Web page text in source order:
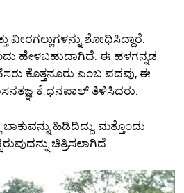
ಶೋಧಿಸಿದ್ದಾರೆ.
ಹೇಳಬಹುದಾಗಿದೆ. ಈ ಹಳಗನ್ನಡ
ಹೆಸರು ಕೊತ್ತನೂರು ಎಂಬ ಪದವು, ಈ
ಕೆ.ಧನಪಾಲ್ ತಿಳಿಸಿದರು.
ಹಿಡಿದಿದ್ದು, ಮತ್ತೊಂದು
ಚಿತ್ರಿಸಲಾಗಿದೆ.